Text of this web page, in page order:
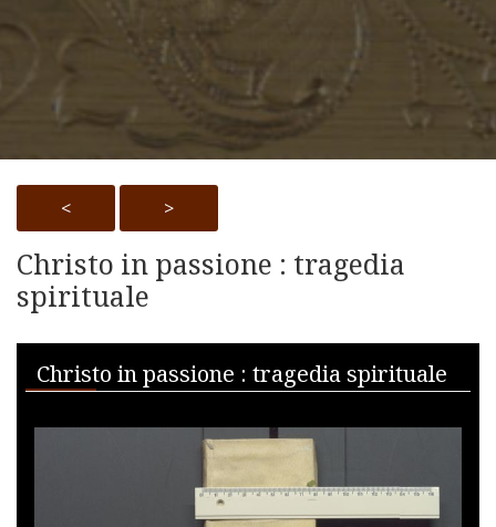
< >
Christo in passione : tragedia
spirituale
Media Viewer
Christo in passione : tragedia spirituale